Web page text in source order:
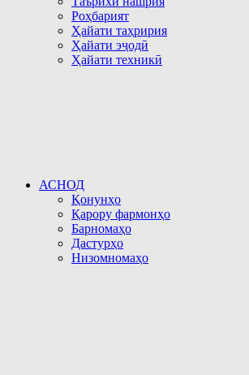
Роҳбарият
Ҳайати таҳририя
Ҳайати эҷодӣ
Ҳайати техникӣ
АСНОД
Қонунҳо
Қарору фармонҳо
Барномаҳо
Дастурҳо
Низомномаҳо